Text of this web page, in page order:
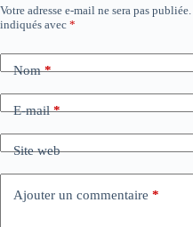
Votre adresse e-mail ne sera pas publiée.
indiqués avec *
Nom*
E-mail*
Site web
Ajouter un commentaire *